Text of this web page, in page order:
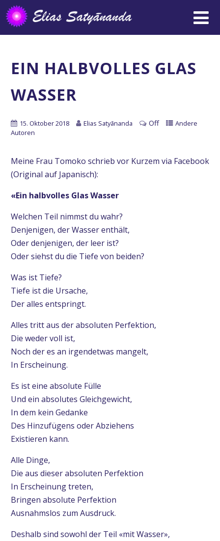
EIN HALBVOLLES GLAS
WASSER
15. Oktober 2018 Elias Satyānanda Off
Andere
Autoren
Meine Frau Tomoko schrieb vor Kurzem via Facebook
(Original auf Japanisch):
«Ein halbvolles Glas Wasser
Welchen Teil nimmst du wahr?
Denjenigen, der Wasser enthält,
Oder denjenigen, der leer ist?
Oder siehst du die Tiefe von beiden?
Was ist Tiefe?
Tiefe ist die Ursache,
Der alles entspringt.
Alles tritt aus der absoluten Perfektion,
Die weder voll ist,
Noch der es an irgendetwas mangelt,
In Erscheinung.
Es ist eine absolute Fülle
Und ein absolutes Gleichgewicht,
In dem kein Gedanke
Des Hinzufügens oder Abziehens
Existieren kann.
Alle Dinge,
Die aus dieser absoluten Perfektion
In Erscheinung treten,
Bringen absolute Perfektion
Ausnahmslos zum Ausdruck.
Deshalb sind sowohl der Teil «mit Wasser»,